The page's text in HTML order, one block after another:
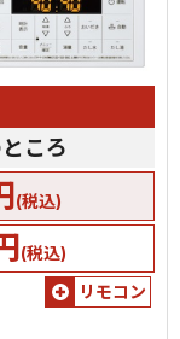
ころ
(税込)
(税込)
リモコン